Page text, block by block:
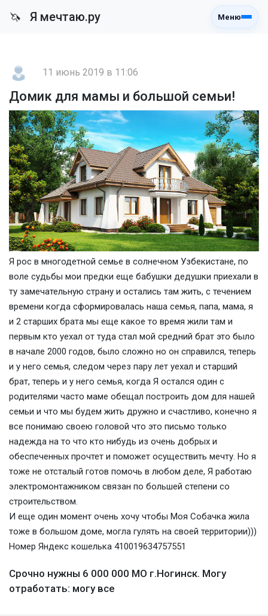
🦄 Я мечтаю.ру Меню
11 июнь 2019 в 11:06
Домик для мамы и большой семьи!
Я рос в многодетной семье в солнечном Узбекистане, по
воле судьбы мои предки еще бабушки дедушки приехали в
ту замечательную страну и остались там жить, с течением
времени когда сформировалась наша семья, папа, мама, я
и 2 старших брата мы еще какое то время жили там и
первым кто уехал от туда стал мой средний брат это было
в начале 2000 годов, было сложно но он справился, теперь
и у него семья, следом через пару лет уехал и старший
брат, теперь и у него семья, когда Я остался один с
родителями часто маме обещал построить дом для нашей
семьи и что мы будем жить дружно и счастливо, конечно я
все понимаю своею головой что это письмо только
надежда на то что кто нибудь из очень добрых и
обеспеченных прочтет и поможет осуществить мечту. Но я
тоже не отсталый готов помочь в любом деле, Я работаю
электромонтажником связан по большей степени со
строительством.
И еще один момент очень хочу чтобы Моя Собачка жила
тоже в большом доме, могла гулять на своей территории)))
Номер Яндекс кошелька 410019634757551
Срочно нужны 6 000 000 МО г.Ногинск. Могу
отработать: могу все